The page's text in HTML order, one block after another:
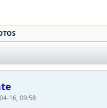
16, 09:58